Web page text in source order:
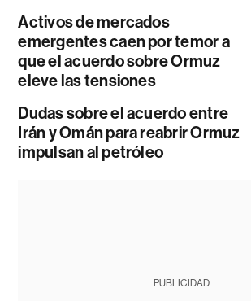
Activos de mercados
emergentes caen por temor a
que el acuerdo sobre Ormuz
eleve las tensiones
Dudas sobre el acuerdo entre
Irán y Omán para reabrir Ormuz
impulsan al petróleo
PUBLICIDAD